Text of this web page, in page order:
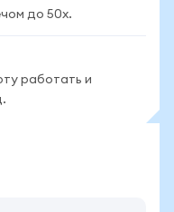
до 50x.
работать и